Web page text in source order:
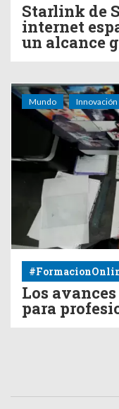
Starlink de
internet
un alcance
Mundo Innovación
Los
para